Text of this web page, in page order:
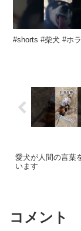
#shorts #柴犬 #ホ
愛犬が人間の言葉
います
コメント